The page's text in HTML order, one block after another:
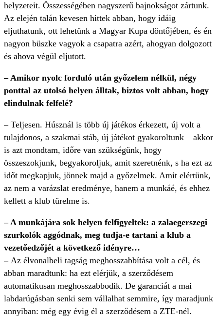
helyzeteit. Összességében nagyszerű bajnokságot zártunk.
Az elején talán kevesen hittek abban, hogy idáig
eljuthatunk, ott lehetünk a Magyar Kupa döntőjében, és én
nagyon büszke vagyok a csapatra azért, ahogyan dolgozott
és ahova végül eljutott.
– Amikor nyolc forduló után győzelem nélkül, négy
ponttal az utolsó helyen álltak, biztos volt abban, hogy
elindulnak felfelé?
– Teljesen. Húsznál is több új játékos érkezett, új volt a
tulajdonos, a szakmai stáb, új játékot gyakoroltunk – akkor
is azt mondtam, időre van szükségünk, hogy
összeszokjunk, begyakoroljuk, amit szeretnénk, s ha ezt az
időt megkapjuk, jönnek majd a győzelmek. Amit elértünk,
az nem a varázslat eredménye, hanem a munkáé, és ehhez
kellett a klub türelme is.
– A munkájára sok helyen felfigyeltek: a zalaegerszegi
szurkolók aggódnak, meg tudja-e tartani a klub a
vezetőedzőjét a következő idényre…
– Az élvonalbeli tagság meghosszabbítása volt a cél, és
abban maradtunk: ha ezt elérjük, a szerződésem
automatikusan meghosszabbodik. De garanciát a mai
labdarúgásban senki sem vállalhat semmire, így maradjunk
annyiban: még egy évig él a szerződésem a ZTE-nél.